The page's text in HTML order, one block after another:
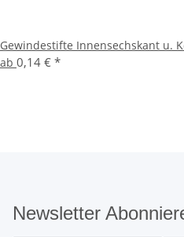
Gewindestifte Innensechskant u.
ab 0,14 € *
Newsletter